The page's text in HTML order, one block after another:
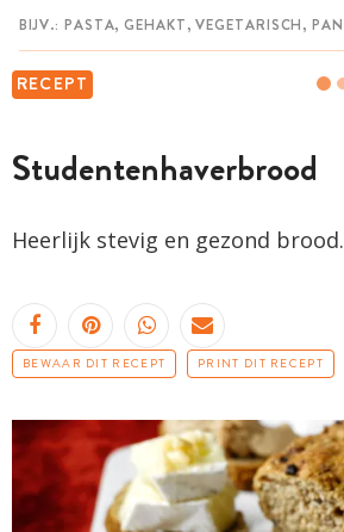
RECEPT
Studentenhaverbrood
Heerlijk stevig en gezond brood.
BEWAAR DIT RECEPT PRINT DIT RECEPT
MIJN BEWAARDE RECEPTEN